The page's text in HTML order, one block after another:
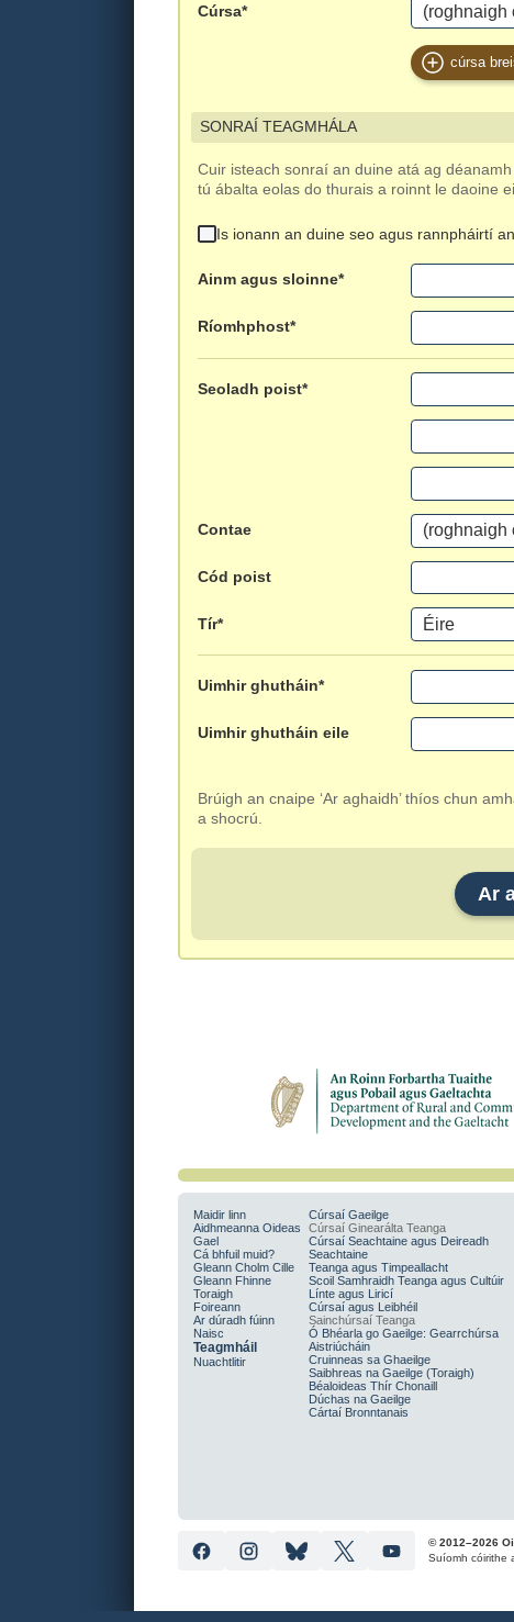
Cúrsa*
cúrsa
SONRAÍ TEAGMHÁLA
Cuir isteach sonraí an duine atá ag
tú ábalta eolas do thurais a roinnt le daoine
Is ionann an duine seo agus rannpháirtí
Ainm agus sloinne*
Ríomhphost*
Seoladh poist*
Contae
Cód poist
Tír*
Uimhir ghutháin*
Uimhir ghutháin eile
Brúigh an cnaipe ‘Ar aghaidh’ thíos chun
a shocrú.
Ar
Maidir linn
Aidhmeanna Oideas
Gael
Cá bhfuil muid?
Gleann Cholm Cille
Gleann Fhinne
Toraigh
Foireann
Ar dúradh fúinn
Naisc
Teagmháil
Nuachtlitir
Cúrsaí Gaeilge
Cúrsaí Ginearálta Teanga
Cúrsaí Seachtaine agus Deireadh
Seachtaine
Teanga agus Timpeallacht
Scoil Samhraidh Teanga agus Cultúir
Línte agus Liricí
Cúrsaí agus Leibhéil
Sainchúrsaí Teanga
Ó Bhéarla go Gaeilge: Gearrchúrsa
Aistriúcháin
Cruinneas sa Ghaeilge
Saibhreas na Gaeilge (Toraigh)
Béaloideas Thír Chonaill
Dúchas na Gaeilge
Cártaí Bronntanais
© 2012–2026
Suíomh cóirithe